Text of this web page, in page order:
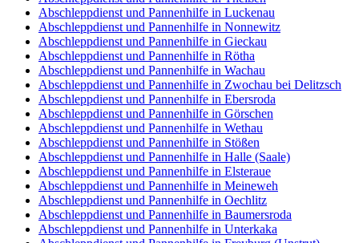
Abschleppdienst und Pannenhilfe in Luckenau
Abschleppdienst und Pannenhilfe in Nonnewitz
Abschleppdienst und Pannenhilfe in Gieckau
Abschleppdienst und Pannenhilfe in Rötha
Abschleppdienst und Pannenhilfe in Wachau
Abschleppdienst und Pannenhilfe in Zwochau bei Delitzsch
Abschleppdienst und Pannenhilfe in Ebersroda
Abschleppdienst und Pannenhilfe in Görschen
Abschleppdienst und Pannenhilfe in Wethau
Abschleppdienst und Pannenhilfe in Stößen
Abschleppdienst und Pannenhilfe in Halle (Saale)
Abschleppdienst und Pannenhilfe in Elsteraue
Abschleppdienst und Pannenhilfe in Meineweh
Abschleppdienst und Pannenhilfe in Oechlitz
Abschleppdienst und Pannenhilfe in Baumersroda
Abschleppdienst und Pannenhilfe in Unterkaka